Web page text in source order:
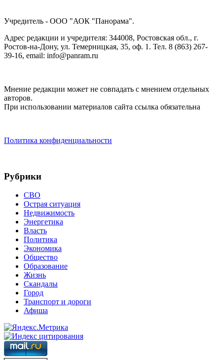
Учредитель - ООО "АОК "Панорама".
Адрес редакции и учредителя: 344008, Ростовская обл., г.
Ростов-на-Дону, ул. Темерницкая, 35, оф. 1. Тел. 8 (863) 267-
39-16, email: info@panram.ru
Мнение редакции может не совпадать с мнением отдельных
авторов.
При использовании материалов сайта ссылка обязательна
Политика конфиденциальности
Рубрики
СВО
Острая ситуация
Недвижимость
Энергетика
Власть
Политика
Экономика
Общество
Образование
Жизнь
Скандалы
Город
Транспорт и дороги
Афиша